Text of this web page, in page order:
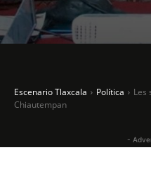
Escenario Tlaxcala Política
Les
Chiautempan
-